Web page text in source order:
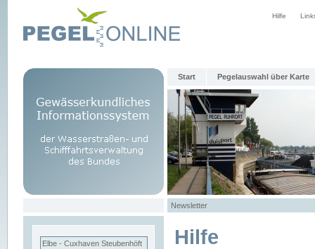
Hilfe
Start Pegelauswahl über Karte
Newsletter
Elbe - Cuxhaven Steubenhöft Hilfe